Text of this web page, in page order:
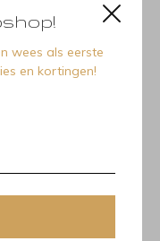
wees als eerste
en kortingen!